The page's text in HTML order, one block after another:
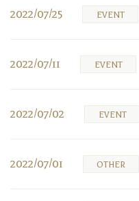
2022/07/25 EVENT
2022/07/11 EVENT
2022/07/02 EVENT
2022/07/01 OTHER